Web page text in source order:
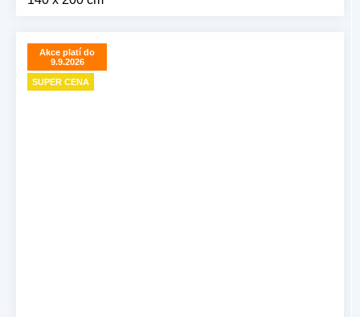
Akce platí do
9.9.2026
SUPER CENA